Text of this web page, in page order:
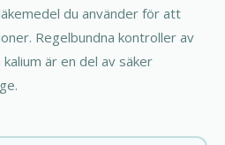
du använder för att
Regelbundna kontroller av
är en del av säker